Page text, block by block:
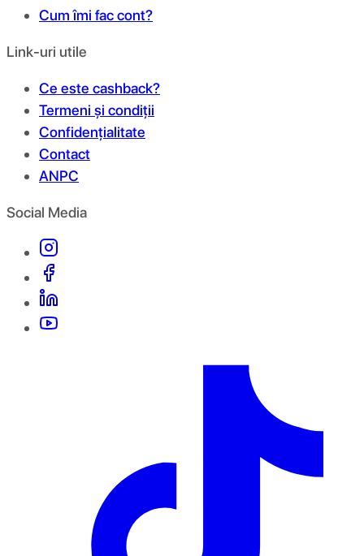
Cum îmi fac cont?
Link-uri utile
Ce este cashback?
Termeni și condiții
Confidențialitate
Contact
ANPC
Social Media